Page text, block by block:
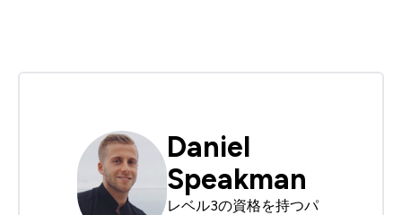
Daniel
Speakman
レベル3の資格を持つパ